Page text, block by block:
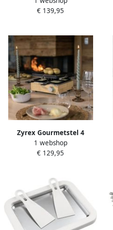
Gourmet Veelkleurig -‎ 26cm
€ 139,95
Zyrex Gourmetstel 4
personen Gourmetstellen
Gourmet Veelkleurig -‎ 26cm
1 webshop
€ 129,95